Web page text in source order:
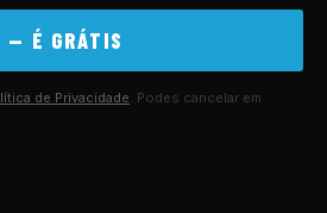
— É GRÁTIS
de Privacidade. Podes cancelar em